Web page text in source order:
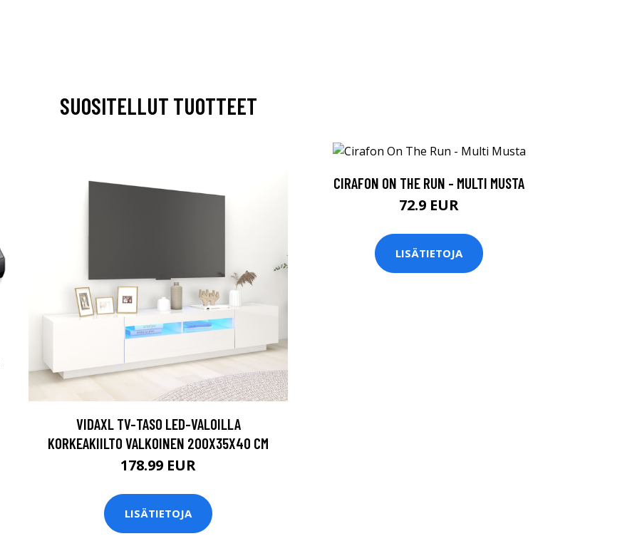
SUOSITELLUT TUOTTEET
VIDAXL TV-TASO LED-VALOILLA
KORKEAKIILTO VALKOINEN 200X35X40 CM
178.99 EUR
LISÄTIETOJA
CIRAFON ON THE RUN - MULTI MUSTA
72.9 EUR
LISÄTIETOJA